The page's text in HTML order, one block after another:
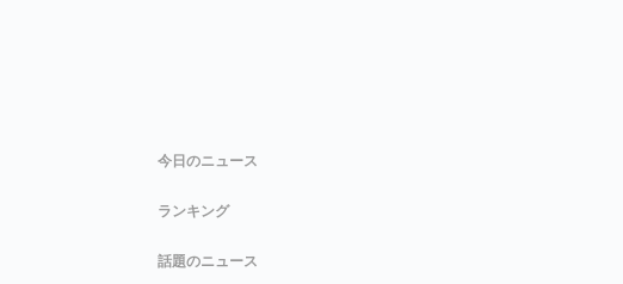
今日のニュース
ランキング
話題のニュース